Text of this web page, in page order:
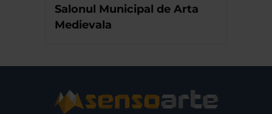
Salonul Municipal de Arta
Medievala